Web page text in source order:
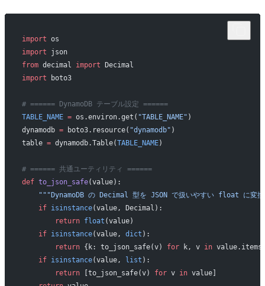
import os
import json
from decimal import Decimal
import boto3
# ====== DynamoDB テーブル設定 ======
TABLE_NAME = os.environ.get( "TABLE_NAME" )
dynamodb = boto3.resource( "dynamodb" )
table = dynamodb.Table(TABLE_NAME)
# ====== 共通ユーティリティ ======
def to_json_safe(value):
"""DynamoDB の Decimal 型を JSON で扱いやすい float に変
    if
isinstance(value, Decimal):
        return
float (value)
    if
isinstance(value, dict ):
        return
{k: to_json_safe(v) for k, v in
    if
isinstance(value, list ):
        return
[to_json_safe(v) for v in value]